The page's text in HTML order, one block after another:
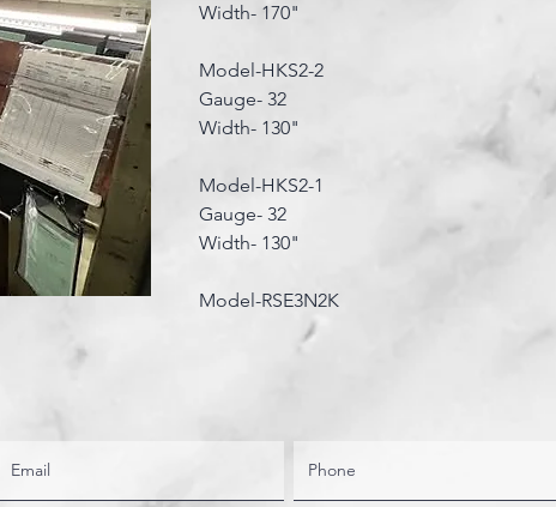
Width- 170"
Model-HKS2-2
Gauge- 32
Width- 130"
Model-HKS2-1
Gauge- 32
Width- 130"
Model-RSE3N2K